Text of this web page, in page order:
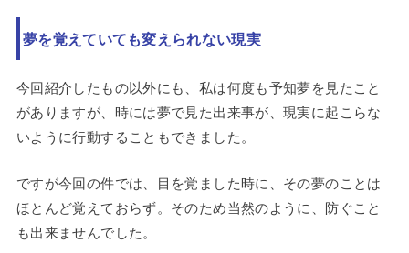
夢を覚えていても変えられない現実
今回紹介したもの以外にも、私は何度も予知夢を見たこと
がありますが、時には夢で見た出来事が、現実に起こらな
いように行動することもできました。
ですが今回の件では、目を覚ました時に、その夢のことは
ほとんど覚えておらず。そのため当然のように、防ぐこと
も出来ませんでした。